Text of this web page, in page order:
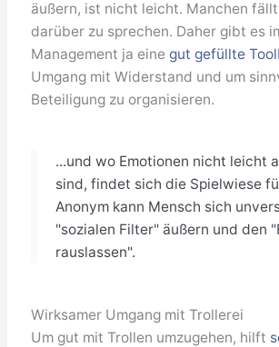
äußern, ist nicht leicht. Manchen
darüber zu sprechen. Daher gibt es
Management ja eine gut gefüllte
Umgang mit Widerstand und um
Beteiligung zu organisieren.
...und wo Emotionen nicht leicht
sind, findet sich die Spielwiese
Anonym kann Mensch sich
"sozialen Filter" äußern und den
rauslassen".
Wirksamer Umgang mit Trollerei
Um gut mit Trollen umzugehen, hilft